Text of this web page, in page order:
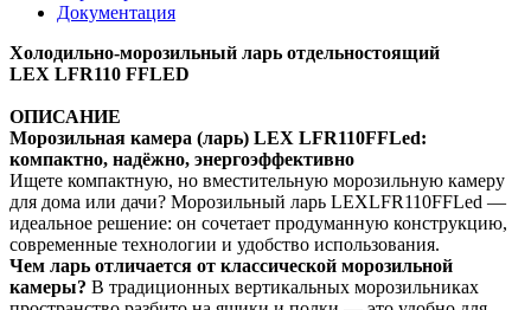
Документация
Холодильно-морозильный ларь отдельностоящий
LEX LFR110 FFLED
ОПИСАНИЕ
Морозильная камера (ларь) LEX LFR110FFLed:
компактно, надёжно, энергоэффективно
Ищете компактную, но вместительную морозильную камеру
для дома или дачи? Морозильный ларь LEXLFR110FFLed —
идеальное решение: он сочетает продуманную конструкцию,
современные технологии и удобство использования.
Чем ларь отличается от классической морозильной
камеры? В традиционных вертикальных морозильниках